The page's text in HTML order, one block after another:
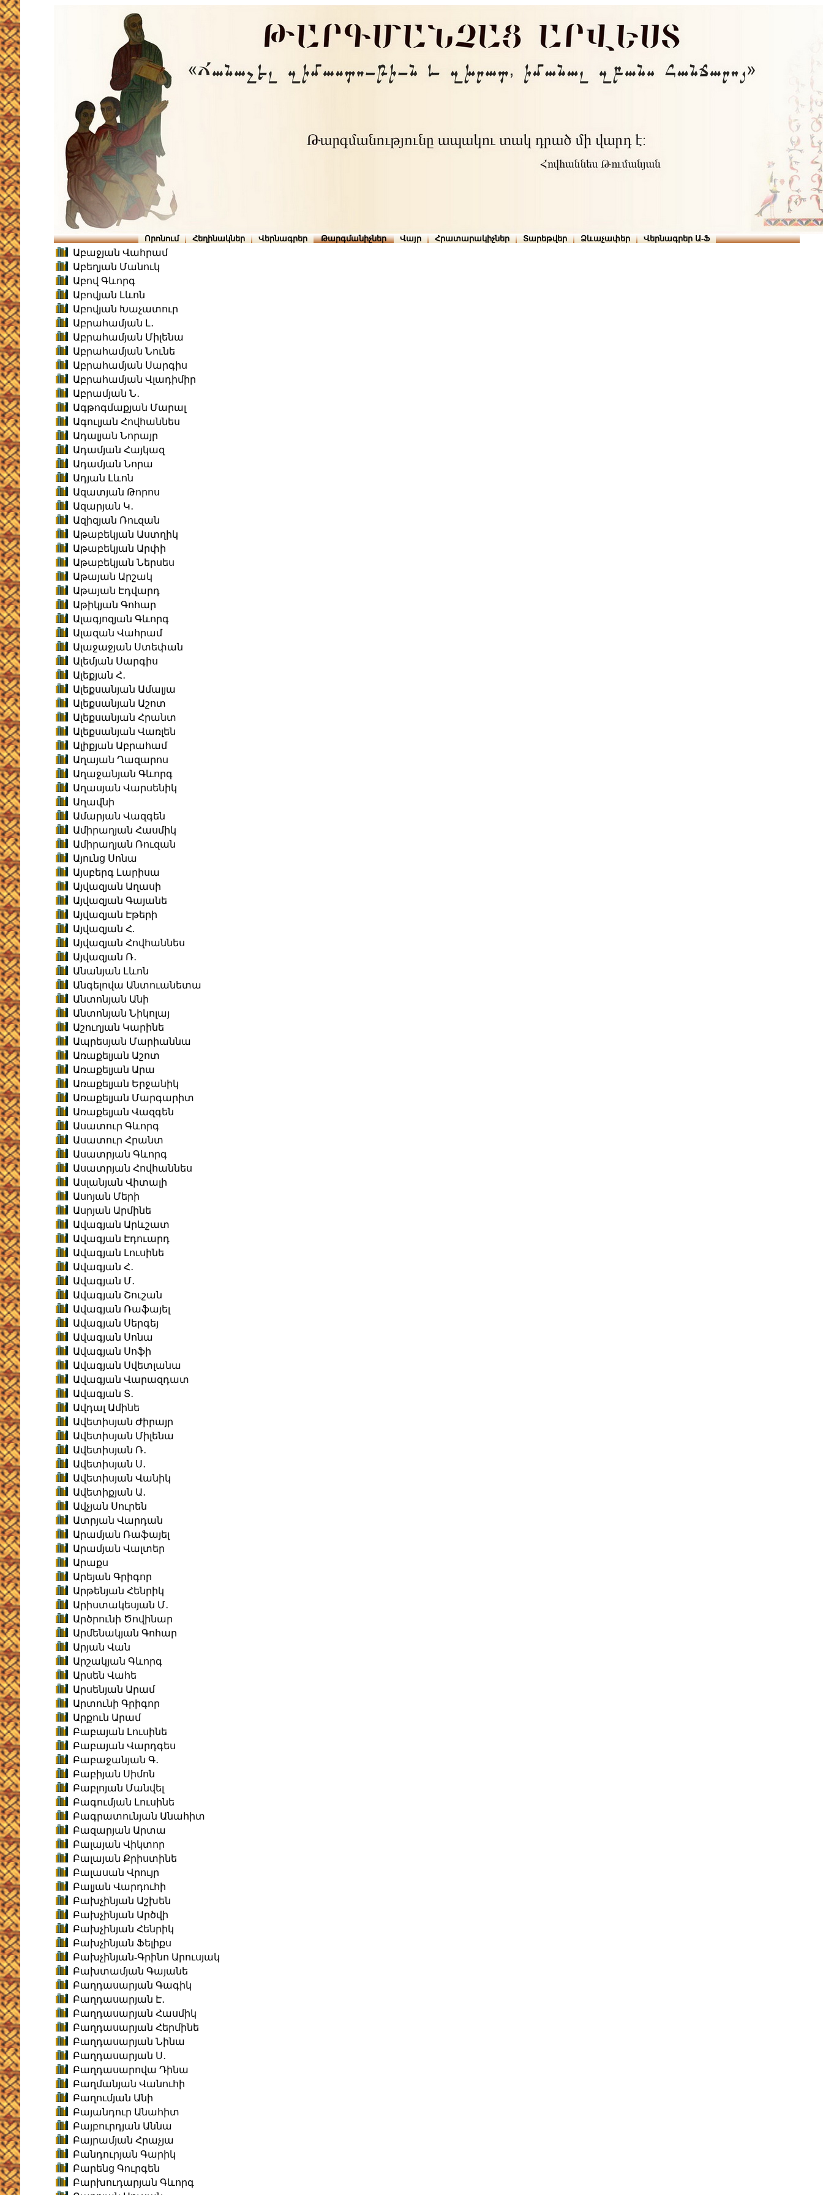
Որոնում Հեղինակներ Վերնագրեր Թարգմանիչներ Վայր Հրատարակիչներ Տարեթվեր Ձևաչափեր Վերնագրեր Ա-Ֆ
Աբաջյան Վահրամ
Աբեղյան Մանուկ
Աբով Գևորգ
Աբովյան Լևոն
Աբովյան Խաչատուր
Աբրահամյան Լ․
Աբրահամյան Միլենա
Աբրահամյան Նունե
Աբրահամյան Սարգիս
Աբրահամյան Վլադիմիր
Աբրամյան Ն․
Ագթոգմաքյան Մարալ
Ագուլյան Հովհաննես
Ադալյան Նորայր
Ադամյան Հայկազ
Ադամյան Նորա
Ադյան Լևոն
Ազատյան Թորոս
Ազարյան Կ․
Ազիզյան Ռուզան
Աթաբեկյան Աստղիկ
Աթաբեկյան Արփի
Աթաբեկյան Ներսես
Աթայան Արշակ
Աթայան Էդվարդ
Աթիկյան Գոհար
Ալագյոզյան Գևորգ
Ալազան Վահրամ
Ալաջաջյան Ստեփան
Ալեմյան Սարգիս
Ալեքյան Հ․
Ալեքսանյան Ամալյա
Ալեքսանյան Աշոտ
Ալեքսանյան Հրանտ
Ալեքսանյան Վառլեն
Ալիքյան Աբրահամ
Աղայան Ղազարոս
Աղաջանյան Գևորգ
Աղասյան Վարսենիկ
Աղավնի
Ամարյան Վազգեն
Ամիրաղյան Հասմիկ
Ամիրաղյան Ռուզան
Այունց Սոնա
Այսբերգ Լարիսա
Այվազյան Աղասի
Այվազյան Գայանե
Այվազյան Էթերի
Այվազյան Հ.
Այվազյան Հովհաննես
Այվազյան Ռ․
Անանյան Լևոն
Անգելովա Անտուանետա
Անտոնյան Անի
Անտոնյան Նիկոլայ
Աշուղյան Կարինե
Ապրեսյան Մարիաննա
Առաքելյան Աշոտ
Առաքելյան Արա
Առաքելյան Երջանիկ
Առաքելյան Մարգարիտ
Առաքելյան Վազգեն
Ասատուր Գևորգ
Ասատուր Հրանտ
Ասատրյան Գևորգ
Ասատրյան Հովհաննես
Ասլանյան Վիտալի
Ասոյան Մերի
Ասրյան Արմինե
Ավագյան Արևշատ
Ավագյան Էդուարդ
Ավագյան Լուսինե
Ավագյան Հ․
Ավագյան Մ․
Ավագյան Շուշան
Ավագյան Ռաֆայել
Ավագյան Սերգեյ
Ավագյան Սոնա
Ավագյան Սոֆի
Ավագյան Սվետլանա
Ավագյան Վարազդատ
Ավագյան Տ․
Ավդալ Ամինե
Ավետիսյան Ժիրայր
Ավետիսյան Միլենա
Ավետիսյան Ռ․
Ավետիսյան Ս․
Ավետիսյան Վանիկ
Ավետիքյան Ա․
Ավչյան Սուրեն
Ատրյան Վարդան
Արամյան Ռաֆայել
Արամյան Վալտեր
Արաքս
Արեյան Գրիգոր
Արթենյան Հենրիկ
Արիստակեսյան Մ․
Արծրունի Ծովինար
Արմենակյան Գոհար
Արյան Վան
Արշակյան Գևորգ
Արսեն Վահե
Արսենյան Արամ
Արտունի Գրիգոր
Արքուն Արամ
Բաբայան Լուսինե
Բաբայան Վարդգես
Բաբաջանյան Գ․
Բաբիյան Սիմոն
Բաբլոյան Մանվել
Բագումյան Լուսինե
Բագրատունյան Անահիտ
Բազարյան Արտա
Բալայան Վիկտոր
Բալայան Քրիստինե
Բալասան Վրույր
Բալյան Վարդուհի
Բախչինյան Աշխեն
Բախչինյան Արծվի
Բախչինյան Հենրիկ
Բախչինյան Ֆելիքս
Բախչինյան-Գրինո Արուսյակ
Բախտամյան Գայանե
Բաղդասարյան Գագիկ
Բաղդասարյան Է․
Բաղդասարյան Հասմիկ
Բաղդասարյան Հերմինե
Բաղդասարյան Նինա
Բաղդասարյան Ս․
Բաղդասարովա Դինա
Բաղմանյան Վանուհի
Բաղումյան Անի
Բայանդուր Անահիտ
Բայբուրդյան Աննա
Բայրամյան Հրաչյա
Բանդուրյան Գարիկ
Բարենց Գուրգեն
Բարխուդարյան Գևորգ